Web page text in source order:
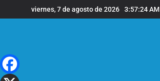
al
viernes, 7 de agosto de 2026 3:57:24 AM